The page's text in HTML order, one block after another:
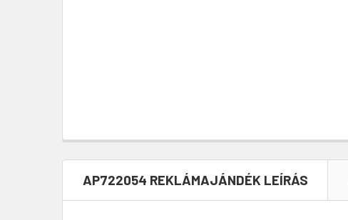
AP722054 REKLÁMAJÁNDÉK LEÍRÁS